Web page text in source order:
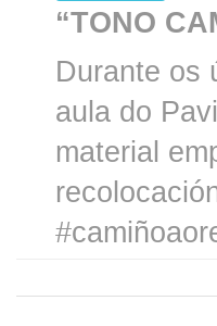
“TONO
Durante os
aula do
material